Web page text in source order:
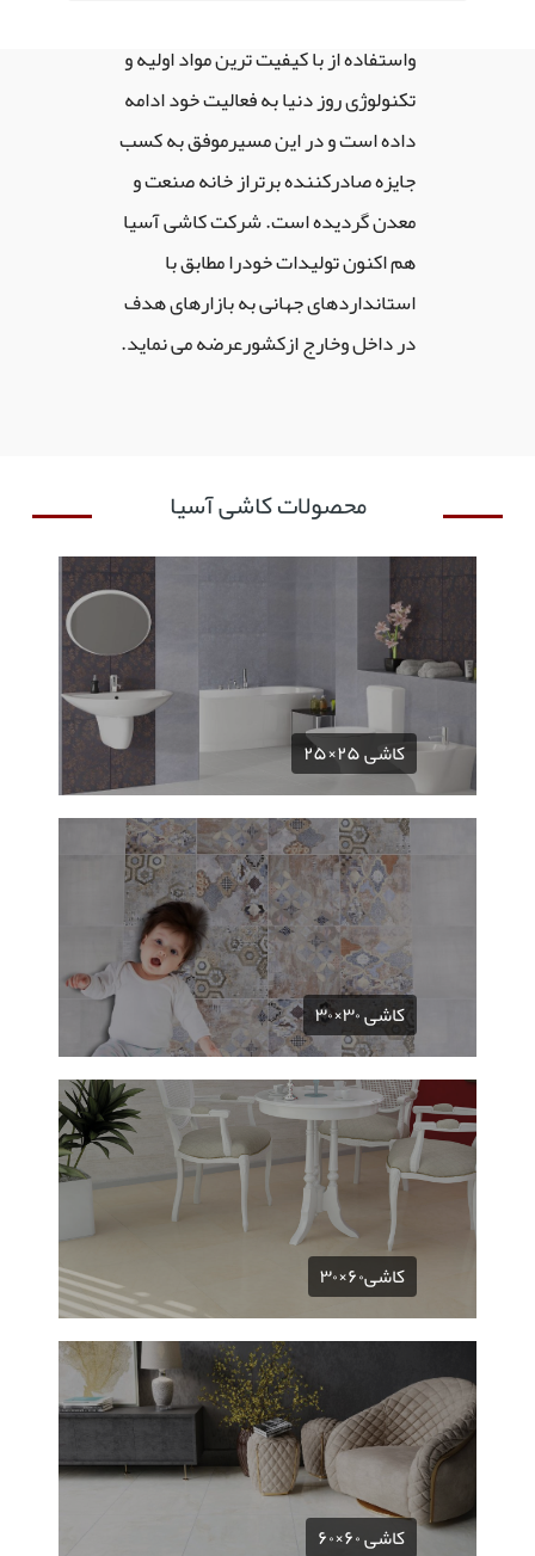
واستفاده از با کیفیت ترین مواد اولیه و
تکنولوژی روز دنیا به فعالیت خود ادامه
داده است و در این مسیرموفق به کسب
جایزه صادرکننده برتراز خانه صنعت و
معدن گردیده است. شرکت کاشی آسیا
هم اکنون تولیدات خودرا مطابق با
استانداردهای جهانی به بازارهای هدف
در داخل وخارج ازکشورعرضه می نماید.
محصولات کاشی آسیا
کاشی ۲۵×۲۵
کاشی ۳۰×۳۰
کاشی۶۰×۳۰
کاشی ۶۰×۶۰